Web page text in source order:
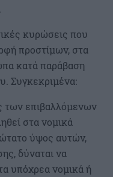
κυρώσεις που
προστίμων, στα
κατά παράβαση
Συγκεκριμένα:
των επιβαλλόμενων
στα νομικά
ύψος αυτών,
δύναται να
υπόχρεα νομικά ή